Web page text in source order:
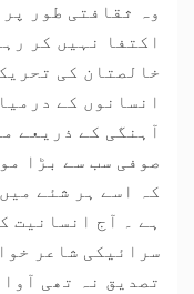
وہ ثقافتی طور
اکتفا نہیں کر
خالصتان کی
انسانوں کے
آہنگی کے ذریعے
صوفی سب سے بڑا
کہ اسے ہر شئے
ہے ۔ آج انسانیت
سرائیکی شاعر
تصدیق نہ تھی